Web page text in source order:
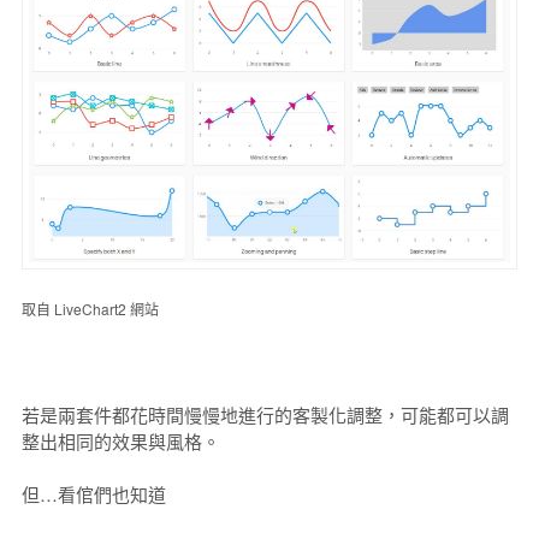
取自 LiveChart2 網站
若是兩套件都花時間慢慢地進行的客製化調整，可能都可以調
整出相同的效果與風格。
但…看倌們也知道